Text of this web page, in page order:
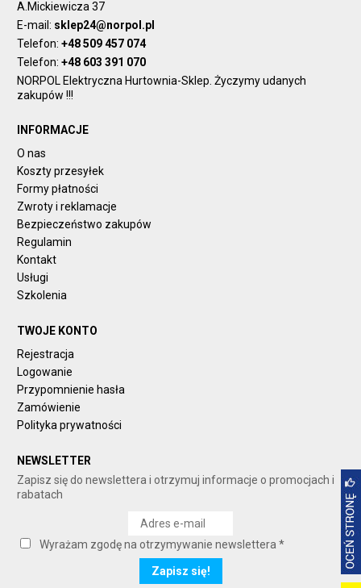
A.Mickiewicza 37
E-mail: sklep24@norpol.pl
Telefon:+48 509 457 074
Telefon:+48 603 391 070
NORPOL Elektryczna Hurtownia-Sklep. Życzymy udanych
zakupów !!!
INFORMACJE
O nas
Koszty przesyłek
Formy płatności
Zwroty i reklamacje
Bezpieczeństwo zakupów
Regulamin
Kontakt
Usługi
Szkolenia
TWOJE KONTO
Rejestracja
Logowanie
Przypomnienie hasła
Zamówienie
Polityka prywatności
NEWSLETTER
Zapisz się do newslettera i otrzymuj informacje o promocjach i
rabatach
Wyrażam zgodę na otrzymywanie newslettera *